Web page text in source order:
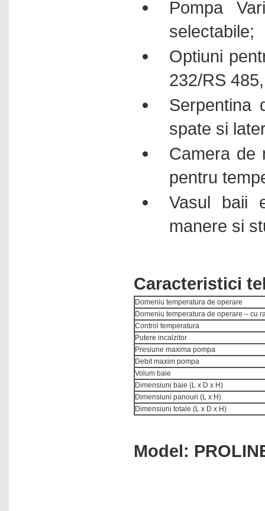
Pompa
selectabile;
Optiuni
232/RS
Serpentina
spate si
Camera de
pentru
Vasul baii
manere si
Caracteristici
Domeniu temperatura de operare
Domeniu temperatura de operare – cu
Control temperatura
Putere incalzitor
Presiune maxima pompa
Debit maxim pompa
Volum baie
Dimensiuni baie (L x D x H)
Dimensiuni panouri (L x H)
Dimensiuni totale (L x D x H)
Model: